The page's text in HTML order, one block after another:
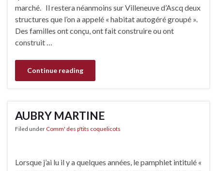
marché. Il restera néanmoins sur Villeneuve d’Ascq deux
structures que l’on a appelé « habitat autogéré groupé ».
Des familles ont conçu, ont fait construire ou ont
construit …
Continue reading
AUBRY MARTINE
Filed under Comm' des p'tits coquelicots
Lorsque j’ai lu il y a quelques années, le pamphlet intitulé «